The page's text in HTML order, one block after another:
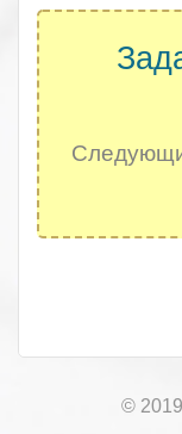
©